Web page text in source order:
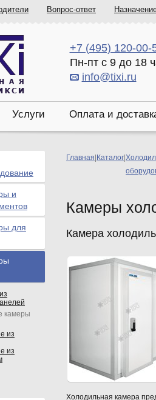
Вопрос-ответ
+7 (495) 120-00-
Пн-пт с 9 до 18
info@tixi.ru
Услуги Оплата и
Главная Каталог
Камеры
Камера
Холодильная камера
и
для
камеры
из
из